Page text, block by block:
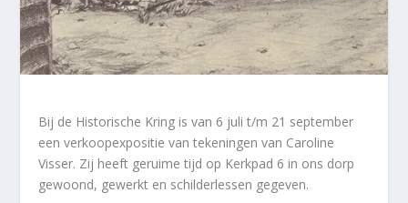
Bij de Historische Kring is van 6 juli t/m 21 september
een verkoopexpositie van tekeningen van Caroline
Visser. Zij heeft geruime tijd op Kerkpad 6 in ons dorp
gewoond, gewerkt en schilderlessen gegeven.